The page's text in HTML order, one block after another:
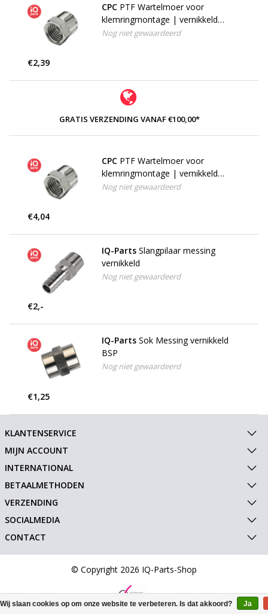
CPC PTF Wartelmoer voor
klemringmontage | vernikkeld
messing | 8,0 mm OD / 6,0 mm ID
Nog niet gewaardeerd
€2,39
GRATIS VERZENDING VANAF €100,00*
CPC PTF Wartelmoer voor
klemringmontage | vernikkeld
messing | 9,5 mm OD / 6,4 mm ID
Nog niet gewaardeerd
€4,04
IQ-Parts Slangpilaar messing
vernikkeld
Nog niet gewaardeerd
€2,-
IQ-Parts Sok Messing vernikkeld
BSP
Nog niet gewaardeerd
€1,25
KLANTENSERVICE
MIJN ACCOUNT
INTERNATIONAL
BETAALMETHODEN
VERZENDING
SOCIALMEDIA
CONTACT
© Copyright 2026 IQ-Parts-Shop
Wij slaan cookies op om onze website te verbeteren. Is dat akkoord? Ja